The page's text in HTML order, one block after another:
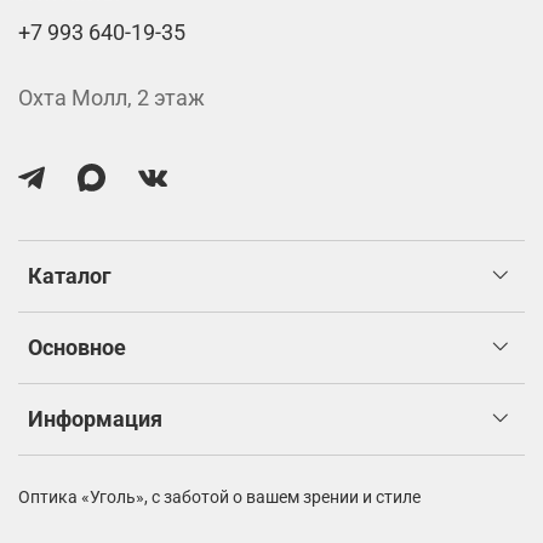
Каталог
Основное
Информация
+7 993 640-19-35
Охта Молл, 2 этаж
Оптика «Уголь», с заботой о вашем зрении и стиле